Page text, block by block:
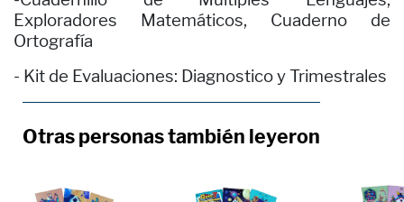
Exploradores Matemáticos, Cuaderno de
Ortografía
- Kit de Evaluaciones: Diagnostico y Trimestrales
Otras personas también leyeron